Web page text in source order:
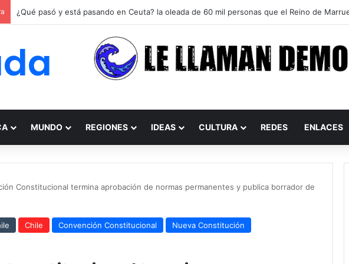
MUNDO REGIONES IDEAS CULTURA REDES ENLACES
Constitucional termina aprobación de normas permanentes y publica borrador de
Chile Convención Constitucional
Nueva Constitución